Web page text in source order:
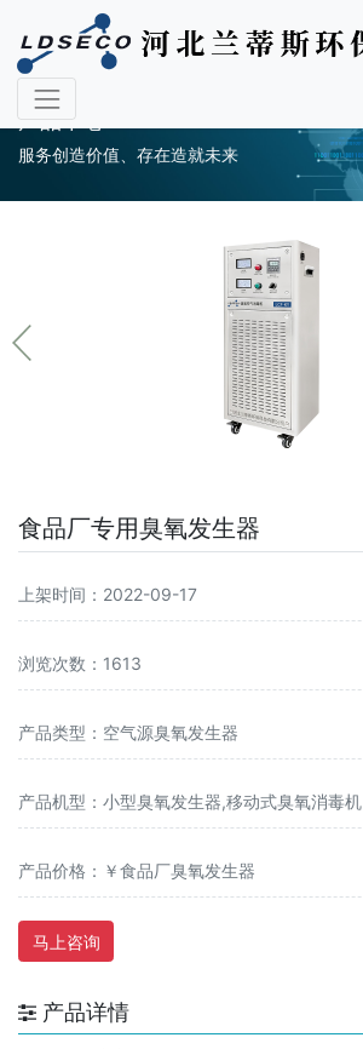
产品中心
服务创造价值、存在造就未来
食品厂专用臭氧发生器
上架时间：2022-09-17
浏览次数：1613
产品类型：空气源臭氧发生器
产品机型：小型臭氧发生器,移动式臭氧消毒机
产品价格：￥食品厂臭氧发生器
马上咨询
产品详情